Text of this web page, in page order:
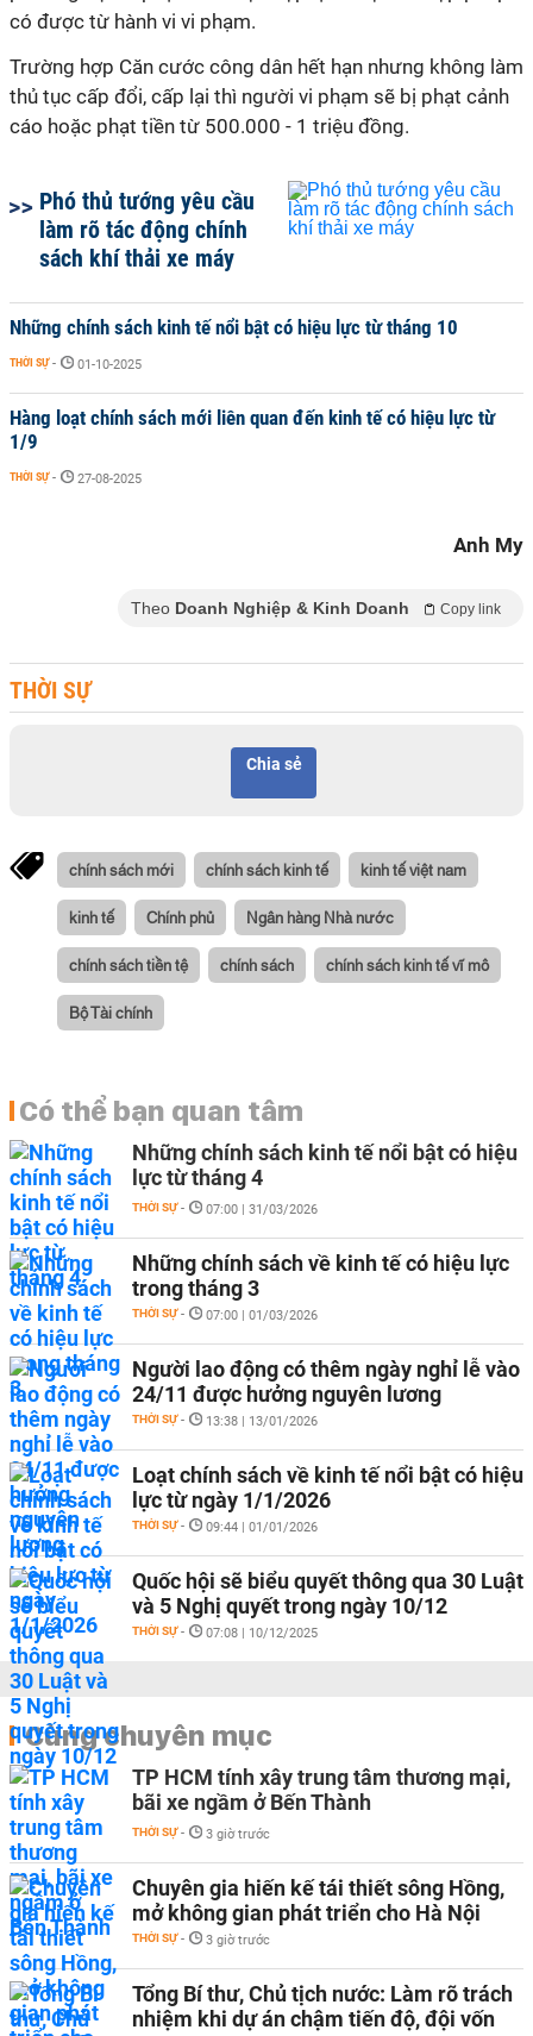
có được từ hành vi vi phạm.
Trường hợp Căn cước công dân hết hạn nhưng không làm
thủ tục cấp đổi, cấp lại thì người vi phạm sẽ bị phạt cảnh
cáo hoặc phạt tiền từ 500.000 - 1 triệu đồng.
Phó thủ tướng yêu cầu
làm rõ tác động chính
sách khí thải xe máy
Những chính sách kinh tế nổi bật có hiệu lực từ tháng 10
THỜI SỰ - 01-10-2025
Hàng loạt chính sách mới liên quan đến kinh tế có hiệu lực từ
1/9
THỜI SỰ - 27-08-2025
Anh My
Theo Doanh Nghiệp & Kinh Doanh Copy link
THỜI SỰ
Chia sẻ
chính sách mới chính sách kinh tế kinh tế việt nam
kinh tế Chính phủ Ngân hàng Nhà nước
chính sách tiền tệ chính sách chính sách kinh tế vĩ mô
Bộ Tài chính
Có thể bạn quan tâm
Những chính sách kinh tế nổi bật có hiệu
lực từ tháng 4
THỜI SỰ - 07:00 | 31/03/2026
Những chính sách về kinh tế có hiệu lực
trong tháng 3
THỜI SỰ - 07:00 | 01/03/2026
Người lao động có thêm ngày nghỉ lễ vào
24/11 được hưởng nguyên lương
THỜI SỰ - 13:38 | 13/01/2026
Loạt chính sách về kinh tế nổi bật có hiệu
lực từ ngày 1/1/2026
THỜI SỰ - 09:44 | 01/01/2026
Quốc hội sẽ biểu quyết thông qua 30 Luật
và 5 Nghị quyết trong ngày 10/12
THỜI SỰ - 07:08 | 10/12/2025
Cùng chuyên mục
TP HCM tính xây trung tâm thương mại,
bãi xe ngầm ở Bến Thành
THỜI SỰ - 3 giờ trước
Chuyên gia hiến kế tái thiết sông Hồng,
mở không gian phát triển cho Hà Nội
THỜI SỰ - 3 giờ trước
Tổng Bí thư, Chủ tịch nước: Làm rõ trách
nhiệm khi dự án chậm tiến độ, đội vốn